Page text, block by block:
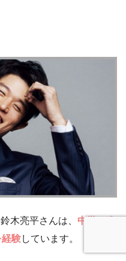
木亮平さんは、 中学に進
験しています。